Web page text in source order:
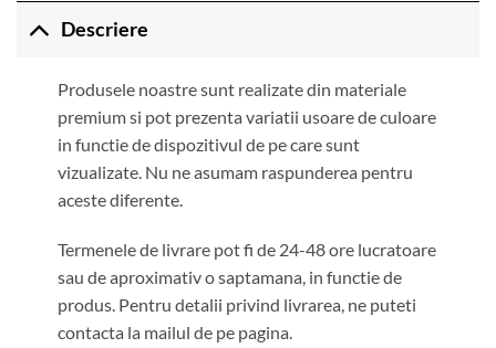
Descriere
Produsele noastre sunt realizate din materiale
premium si pot prezenta variatii usoare de culoare
in functie de dispozitivul de pe care sunt
vizualizate. Nu ne asumam raspunderea pentru
aceste diferente.
Termenele de livrare pot fi de 24-48 ore lucratoare
sau de aproximativ o saptamana, in functie de
produs. Pentru detalii privind livrarea, ne puteti
contacta la mailul de pe pagina.